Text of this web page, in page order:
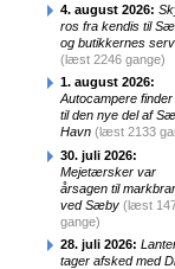
4. august 2026:
ros fra kendis til
og butikkernes
(læst 2246 gange)
1. august 2026:
Autocampere finder
til den nye del af
Havn (læst 2133
30. juli 2026:
Mejetærsker var
årsagen til
ved Sæby (læst
gange)
28. juli 2026:
tager afsked med